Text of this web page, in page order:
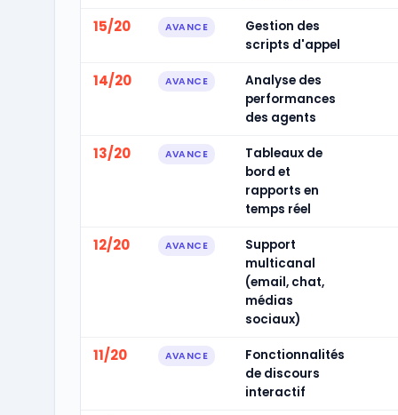
15/20 AVANCE
Gestion des
scripts d'appel
14/20 AVANCE
Analyse des
performances
des agents
13/20 AVANCE
Tableaux de
bord et
rapports en
temps réel
12/20 AVANCE
Support
multicanal
(email, chat,
médias
sociaux)
11/20 AVANCE
Fonctionnalités
de discours
interactif